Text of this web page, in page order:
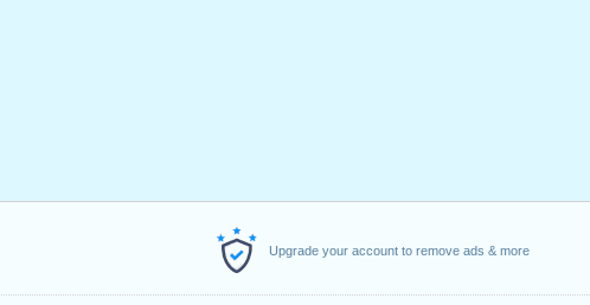
Upgrade your account to remove ads & more
: 2023年8月1日星期二
: 2023年12月25日星期一
9.Saint Étienne: 2023年12月26日星期二